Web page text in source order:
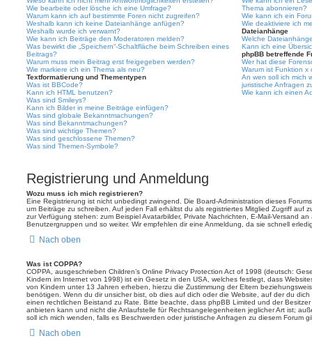
Wie bearbeite oder lösche ich eine Umfrage?
Warum kann ich auf bestimmte Foren nicht zugreifen?
Weshalb kann ich keine Dateianhänge anfügen?
Weshalb wurde ich verwarnt?
Wie kann ich Beiträge den Moderatoren melden?
Was bewirkt die „Speichern“-Schaltfläche beim Schreiben eines
Beitrags?
Warum muss mein Beitrag erst freigegeben werden?
Wie markiere ich ein Thema als neu?
Textformatierung und Thementypen
Was ist BBCode?
Kann ich HTML benutzen?
Was sind Smileys?
Kann ich Bilder in meine Beiträge einfügen?
Was sind globale Bekanntmachungen?
Was sind Bekanntmachungen?
Was sind wichtige Themen?
Was sind geschlossene Themen?
Was sind Themen-Symbole?
Thema abonnieren?
Wie kann ich ein
Wie deaktiviere ich
Dateianhänge
Welche
Kann ich eine
phpBB betreffende
Wer hat diese
Warum ist Funktion
An wen soll ich mich
juristische Anfragen
Wie kann ich einen
Registrierung und Anmeldung
Wozu muss ich mich registrieren?
Eine Registrierung ist nicht unbedingt zwingend. Die Board-Administration dieses
um Beiträge zu schreiben. Auf jeden Fall erhältst du als registriertes Mitglied Zugriff auf
zur Verfügung stehen: zum Beispiel Avatarbilder, Private Nachrichten, E-Mail-Versand
Benutzergruppen und so weiter. Wir empfehlen dir eine Anmeldung, da sie schnell
Nach oben
Was ist COPPA?
COPPA, ausgeschrieben Children’s Online Privacy Protection Act of 1998 (deutsch:
Kindern im Internet von 1998) ist ein Gesetz in den USA, welches festlegt, dass
von Kindern unter 13 Jahren erheben, hierzu die Zustimmung der Eltern
benötigen. Wenn du dir unsicher bist, ob dies auf dich oder die Website, auf der du
einen rechtlichen Beistand zu Rate. Bitte beachte, dass phpBB Limited und der
anbieten kann und nicht die Anlaufstelle für Rechtsangelegenheiten jeglicher Art ist;
soll ich mich wenden, falls es Beschwerden oder juristische Anfragen zu diesem Forum
Nach oben